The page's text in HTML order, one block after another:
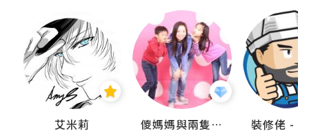
艾米莉 儍媽媽與兩隻小魔怪之家